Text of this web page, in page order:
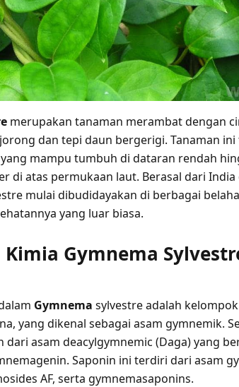
merupakan tanaman merambat dengan
dan tepi daun bergerigi. Tanaman
mampu tumbuh di dataran rendah
di atas permukaan laut. Berasal dari India
mulai dibudidayakan di berbagai
yang luar biasa.
Gymnema
Gymnema sylvestre adalah
yang dikenal sebagai asam gymnemik.
asam deacylgymnemic (Daga) yang
Saponin ini terdiri dari asam
AF, serta gymnemasaponins.